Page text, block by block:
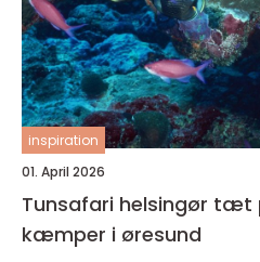
inspiration
01. April 2026
Tunsafari helsingør tæt på nordatlantiske
kæmper i øresund